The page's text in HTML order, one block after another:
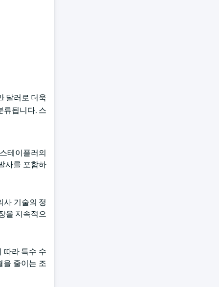
달러로 더욱
류됩니다. 스
테이플러의
사를 포함하
사 기술의 정
을 지속적으
따라 특수 수
을 줄이는 조